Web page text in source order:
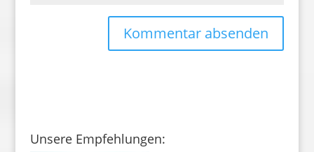
Unsere Empfehlungen: